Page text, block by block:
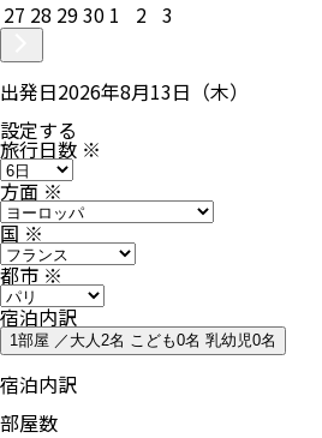
27 28 2930 1 2 3
出発日2026年8月13日（木）
設定する
旅行日数 ※
方面※
国※
都市※
宿泊内訳
1部屋 ／大人2名 こども0名 乳幼児0名
宿泊内訳
部屋数